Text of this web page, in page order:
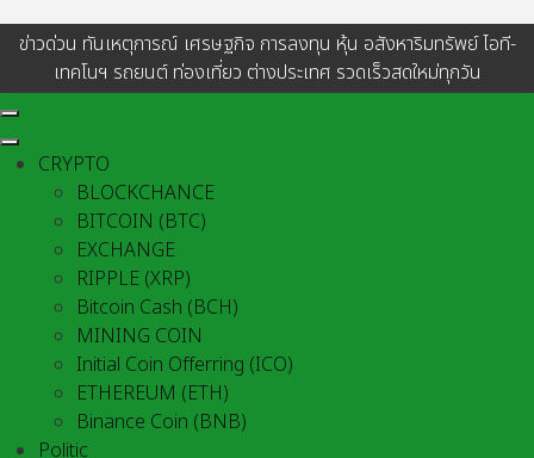
ข่าวด่วน ทันเหตุการณ์ เศรษฐกิจ การลงทุน หุ้น อสังหาริมทรัพย์ ไอที-
เทคโนฯ รถยนต์ ท่องเที่ยว ต่างประเทศ รวดเร็วสดใหม่ทุกวัน
CRYPTO
BLOCKCHANCE
BITCOIN (BTC)
EXCHANGE
RIPPLE (XRP)
Bitcoin Cash (BCH)
MINING COIN
Initial Coin Offerring (ICO)
ETHEREUM (ETH)
Binance Coin (BNB)
Politic